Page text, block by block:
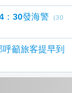
30發海警
(30
籲旅客提早到